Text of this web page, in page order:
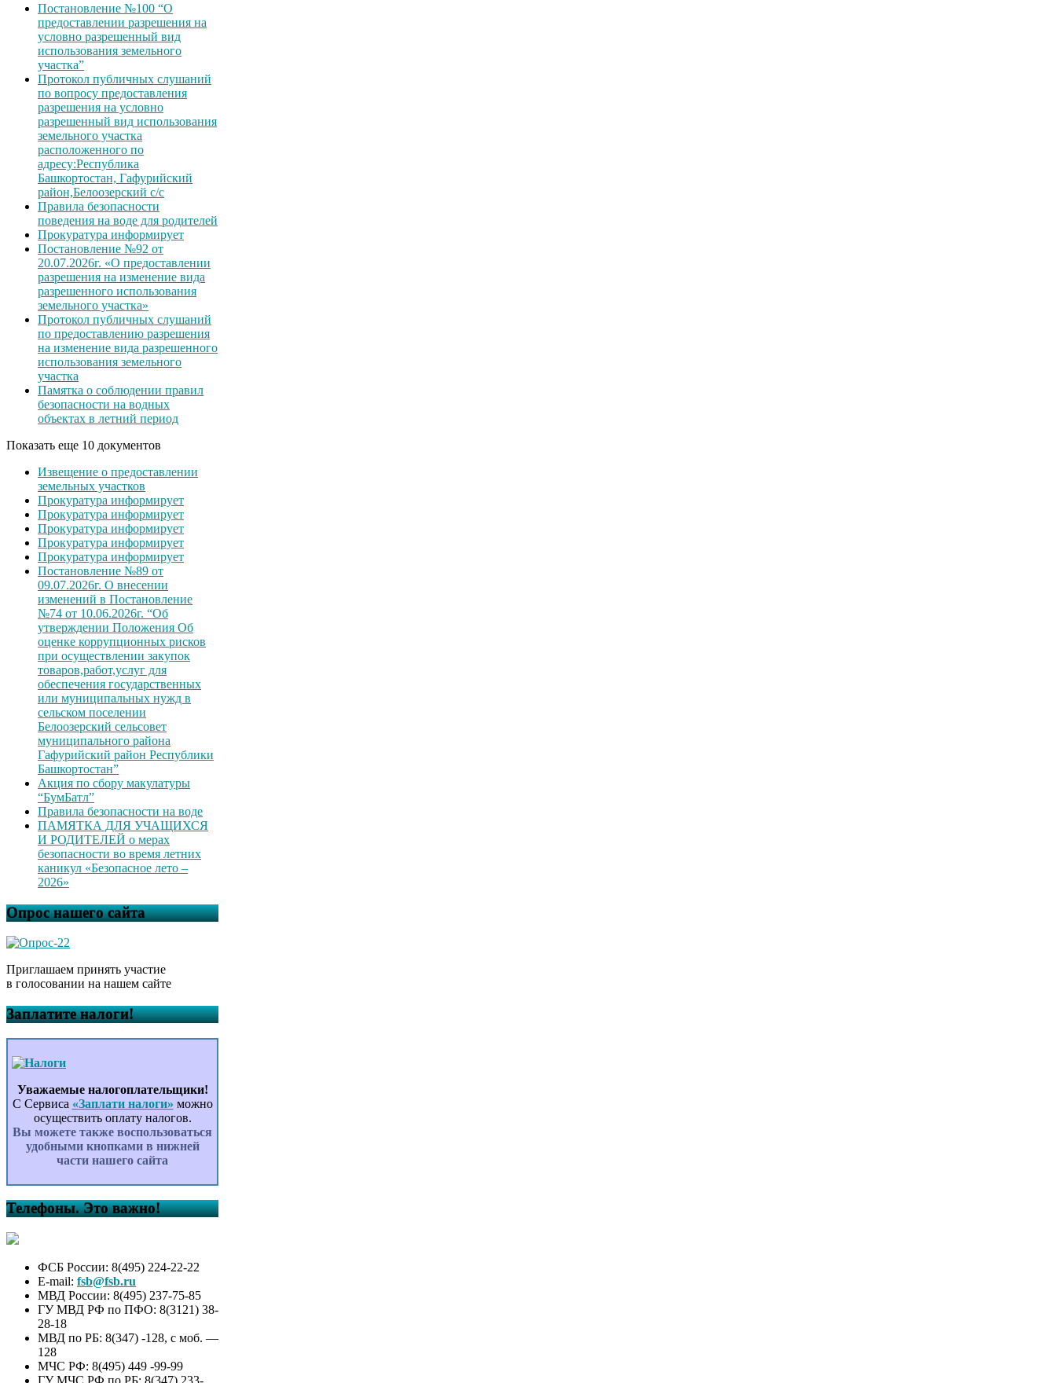
Постановление №100 “О
предоставлении разрешения на
условно разрешенный вид
использования земельного
участка”
Протокол публичных слушаний
по вопросу предоставления
разрешения на условно
разрешенный вид использования
земельного участка
расположенного по
адресу:Республика
Башкортостан, Гафурийский
район,Белоозерский с/с
Правила безопасности
поведения на воде для родителей
Прокуратура информирует
Постановление №92 от
20.07.2026г. «О предоставлении
разрешения на изменение вида
разрешенного использования
земельного участка»
Протокол публичных слушаний
по предоставлению разрешения
на изменение вида разрешенного
использования земельного
участка
Памятка о соблюдении правил
безопасности на водных
объектах в летний период
Показать еще 10 документов
Извещение о предоставлении
земельных участков
Прокуратура информирует
Прокуратура информирует
Прокуратура информирует
Прокуратура информирует
Прокуратура информирует
Постановление №89 от
09.07.2026г. О внесении
изменений в Постановление
№74 от 10.06.2026г. “Об
утверждении Положения Об
оценке коррупционных рисков
при осуществлении закупок
товаров,работ,услуг для
обеспечения государственных
или муниципальных нужд в
сельском поселении
Белоозерский сельсовет
муниципального района
Гафурийский район Республики
Башкортостан”
Акция по сбору макулатуры
“БумБатл”
Правила безопасности на воде
ПАМЯТКА ДЛЯ УЧАЩИХСЯ
И РОДИТЕЛЕЙ о мерах
безопасности во время летних
каникул «Безопасное лето –
2026»
Опрос нашего сайта
Приглашаем принять участие
в голосовании на нашем сайте
Заплатите налоги!
Уважаемые налогоплательщики!
С Сервиса «Заплати налоги» можно
осуществить оплату налогов.
Вы можете также воспользоваться
удобными кнопками в нижней
части нашего сайта
Телефоны. Это важно!
ФСБ России: 8(495) 224-22-22
E-mail: fsb@fsb.ru
МВД России: 8(495) 237-75-85
ГУ МВД РФ по ПФО: 8(3121) 38-
28-18
МВД по РБ: 8(347) -128, с моб. —
128
МЧС РФ: 8(495) 449 -99-99